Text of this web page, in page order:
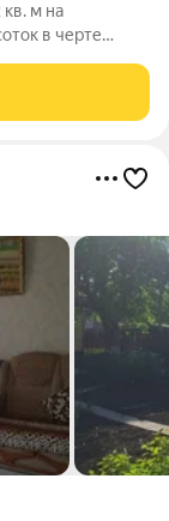
м на
в черте